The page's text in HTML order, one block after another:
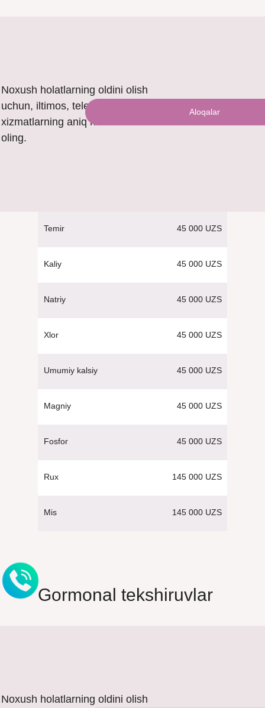
Noxush holatlarning oldini olish
uchun, iltimos, telefon orqali
xizmatlarning aniq narxini bilib
oling.
Aloqalar
45 000 UZS
Temir
45 000 UZS
Kaliy
45 000 UZS
Natriy
45 000 UZS
Xlor
45 000 UZS
Umumiy kalsiy
45 000 UZS
Magniy
45 000 UZS
Fosfor
145 000 UZS
Rux
145 000 UZS
Mis
Gormonal tekshiruvlar
Noxush holatlarning oldini olish